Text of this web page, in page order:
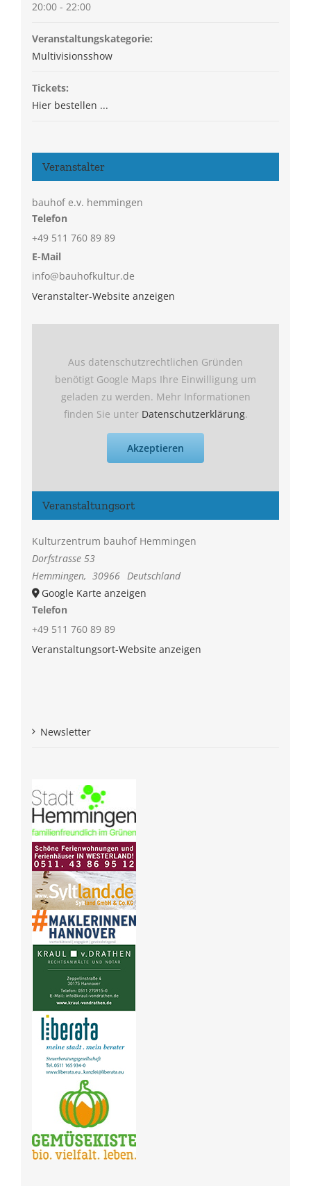
20:00 - 22:00
Veranstaltungskategorie:
Multivisionsshow
Tickets:
Hier bestellen ...
Veranstalter
bauhof e.v. hemmingen
Telefon
+49 511 760 89 89
E-Mail
info@bauhofkultur.de
Veranstalter-Website anzeigen
Veranstaltungsort
Kulturzentrum bauhof Hemmingen
Dorfstrasse 53
Hemmingen, 30966 Deutschland
Google Karte anzeigen
Telefon
+49 511 760 89 89
Veranstaltungsort-Website anzeigen
Aus datenschutzrechtlichen Gründen
benötigt Google Maps Ihre Einwilligung um
geladen zu werden. Mehr Informationen
finden Sie unter Datenschutzerklärung.
Akzeptieren
Newsletter